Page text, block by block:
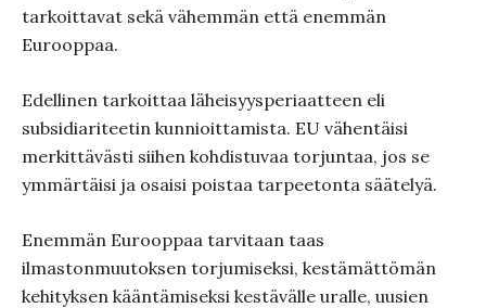
tarkoittavat sekä vähemmän että enemmän
Eurooppaa.
Edellinen tarkoittaa läheisyysperiaatteen eli
subsidiariteetin kunnioittamista. EU vähentäisi
merkittävästi siihen kohdistuvaa torjuntaa, jos se
ymmärtäisi ja osaisi poistaa tarpeetonta säätelyä.
Enemmän Eurooppaa tarvitaan taas
ilmastonmuutoksen torjumiseksi, kestämättömän
kehityksen kääntämiseksi kestävälle uralle, uusien